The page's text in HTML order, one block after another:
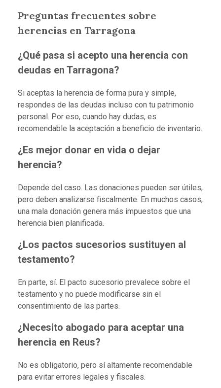
Preguntas frecuentes sobre
herencias en Tarragona
¿Qué pasa si acepto una herencia con
deudas en Tarragona?
Si aceptas la herencia de forma pura y simple,
respondes de las deudas incluso con tu patrimonio
personal. Por eso, cuando hay dudas, es
recomendable la aceptación a beneficio de inventario.
¿Es mejor donar en vida o dejar
herencia?
Depende del caso. Las donaciones pueden ser útiles,
pero deben analizarse fiscalmente. En muchos casos,
una mala donación genera más impuestos que una
herencia bien planificada.
¿Los pactos sucesorios sustituyen al
testamento?
En parte, sí. El pacto sucesorio prevalece sobre el
testamento y no puede modificarse sin el
consentimiento de las partes.
¿Necesito abogado para aceptar una
herencia en Reus?
No es obligatorio, pero sí altamente recomendable
para evitar errores legales y fiscales.